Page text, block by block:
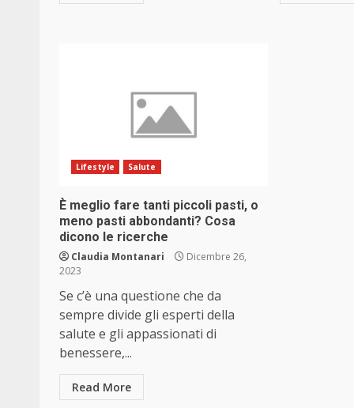
Lifestyle Salute
È meglio fare tanti piccoli pasti, o
meno pasti abbondanti? Cosa
dicono le ricerche
Claudia Montanari
Dicembre 26,
2023
Se c’è una questione che da
sempre divide gli esperti della
salute e gli appassionati di
benessere,...
Read More